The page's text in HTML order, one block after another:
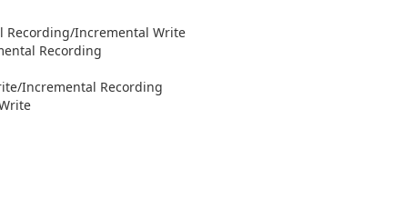
Recording/Incremental Write
Recording
Incremental Recording